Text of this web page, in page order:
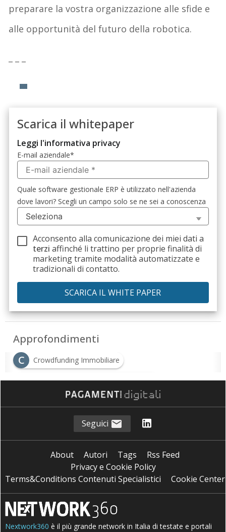
preparare la vostra organizzazione alle sfide e
alle opportunità del futuro della robotica.
Scarica il whitepaper
Leggi l'informativa privacy
E-mail aziendale*
Quale software gestionale ERP è utilizzato nell'azienda
dove lavori? Scegli un campo solo se ne sei a conoscenza
Acconsento alla comunicazione dei miei dati a
terzi affinché li trattino per proprie finalità di
marketing tramite modalità automatizzate e
tradizionali di contatto.
Approfondimenti
C
Crowdfunding Immobiliare
D Democratizzazione degli Investimenti
innovazione digitale
Seguici
About Autori Tags
Rss Feed
Privacy e Cookie Policy
Terms&Conditions Contenuti Specialistici
Cookie Center
Nextwork360 è il più grande network in Italia di testate e portali